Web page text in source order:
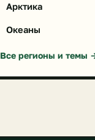
Арктика
Океаны
Все регионы и темы